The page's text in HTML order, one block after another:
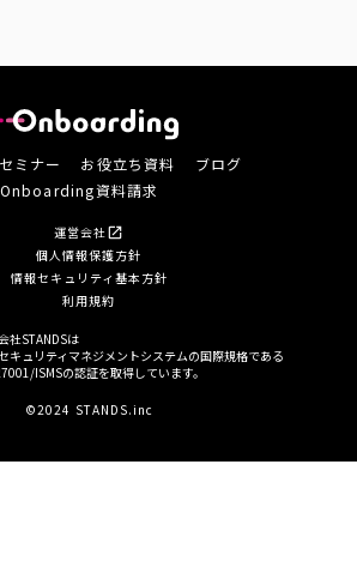
セミナー お役立ち資料
ブログ
Onboarding資料請求
運営会社open_in_new
個人情報保護方針
情報セキュリティ基本方針
利用規約
社STANDSは
キュリティマネジメントシステムの国際規格である
ISMSの認証を取得しています。
©2024 STANDS.inc